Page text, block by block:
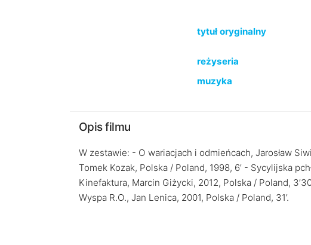
tytuł oryginalny
reżyseria
muzyka
Opis filmu
W zestawie: - O wariacjach i odmieńcach, Jarosław
Tomek Kozak, Polska / Poland, 1998, 6’ - Sycylijska
Kinefaktura, Marcin Giżycki, 2012, Polska / Poland,
Wyspa R.O., Jan Lenica, 2001, Polska / Poland, 31’.